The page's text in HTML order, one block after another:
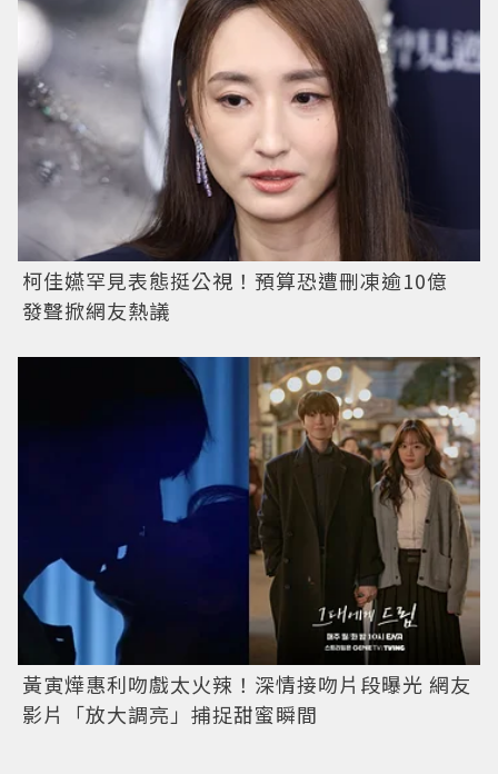
柯佳嬿罕見表態挺公視！預算恐遭刪凍逾10億
發聲掀網友熱議
黃寅燁惠利吻戲太火辣！深情接吻片段曝光 網友
影片「放大調亮」捕捉甜蜜瞬間